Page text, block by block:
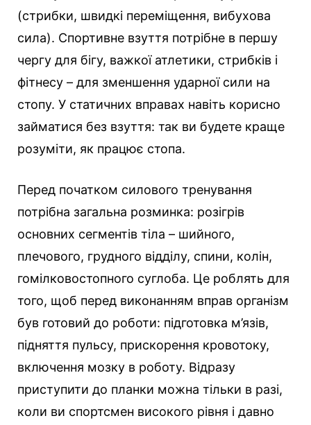
(стрибки, швидкі переміщення, вибухова
сила). Спортивне взуття потрібне в першу
чергу для бігу, важкої атлетики, стрибків і
фітнесу – для зменшення ударної сили на
стопу. У статичних вправах навіть корисно
займатися без взуття: так ви будете краще
розуміти, як працює стопа.
Перед початком силового тренування
потрібна загальна розминка: розігрів
основних сегментів тіла – шийного,
плечового, грудного відділу, спини, колін,
гомілковостопного суглоба. Це роблять для
того, щоб перед виконанням вправ організм
був готовий до роботи: підготовка м’язів,
підняття пульсу, прискорення кровотоку,
включення мозку в роботу. Відразу
приступити до планки можна тільки в разі,
коли ви спортсмен високого рівня і давно